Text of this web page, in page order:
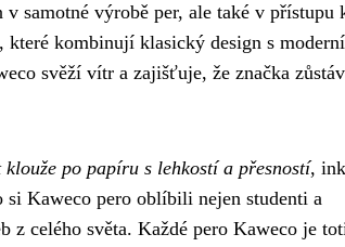
samotné výrobě per, ale také v přístupu
, které kombinují klasický design s
svěží vítr a zajišťuje, že značka
klouže po papíru s lehkostí a přesností,
si Kaweco pero oblíbili nejen studenti a
z celého světa. Každé pero Kaweco je